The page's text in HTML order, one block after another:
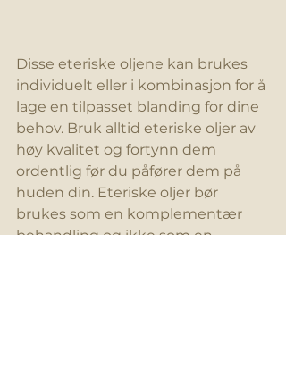
Disse eteriske oljene kan brukes
individuelt eller i kombinasjon for å
lage en tilpasset blanding for dine
behov. Bruk alltid eteriske oljer av
høy kvalitet og fortynn dem
ordentlig før du påfører dem på
huden din. Eteriske oljer bør
brukes som en komplementær
behandling og ikke som en